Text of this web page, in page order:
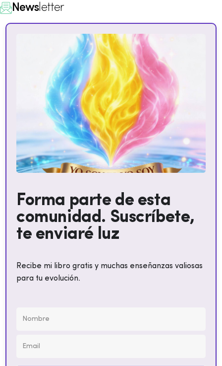
Newsletter
Forma parte de esta
comunidad. Suscríbete,
te enviaré luz
Recibe mi libro gratis y muchas enseñanzas valiosas
para tu evolución.